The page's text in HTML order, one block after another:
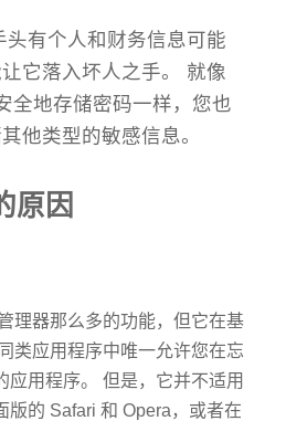
头有个人和财务信息可能
它落入坏人之手。 就像
全地存储密码一样，您也
他类型的敏感信息。
原因
理器那么多的功能，但它在基
类应用程序中唯一允许您在忘
应用程序。 但是，它并不适用
版的 Safari 和 Opera，或者在